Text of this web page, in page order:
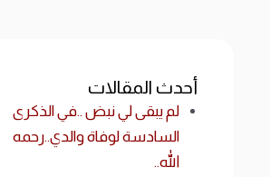
أحدث المقالات
لم يبقى لي نبض ..في الذكرى
السادسة لوفاة والدي..رحمه
الله..